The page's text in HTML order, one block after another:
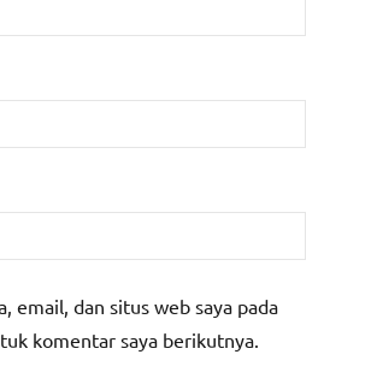
email, dan situs web saya pada
komentar saya berikutnya.